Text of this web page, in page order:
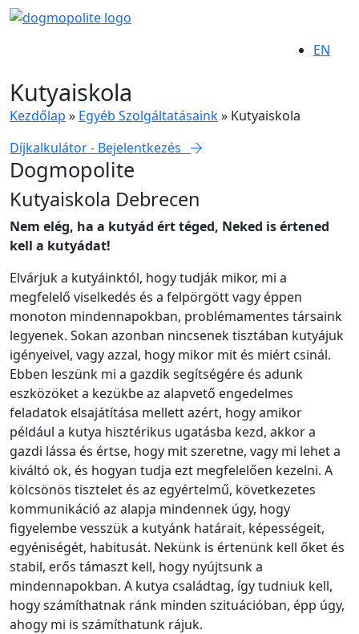
EN
Kutyaiskola
Kezdőlap » Egyéb Szolgáltatásaink» Kutyaiskola
Díjkalkulátor - Bejelentkezés
Dogmopolite
Kutyaiskola Debrecen
Nem elég, ha a kutyád ért téged, Neked is értened
kell a kutyádat!
Elvárjuk a kutyáinktól, hogy tudják mikor, mi a
megfelelő viselkedés és a felpörgött vagy éppen
monoton mindennapokban, problémamentes társaink
legyenek. Sokan azonban nincsenek tisztában kutyájuk
igényeivel, vagy azzal, hogy mikor mit és miért csinál.
Ebben leszünk mi a gazdik segítségére és adunk
eszközöket a kezükbe az alapvető engedelmes
feladatok elsajátítása mellett azért, hogy amikor
például a kutya hisztérikus ugatásba kezd, akkor a
gazdi lássa és értse, hogy mit szeretne, vagy mi lehet a
kiváltó ok, és hogyan tudja ezt megfelelően kezelni. A
kölcsönös tisztelet és az egyértelmű, következetes
kommunikáció az alapja mindennek úgy, hogy
figyelembe vesszük a kutyánk határait, képességeit,
egyéniségét, habitusát. Nekünk is értenünk kell őket és
stabil, erős támaszt kell, hogy nyújtsunk a
mindennapokban. A kutya családtag, így tudniuk kell,
hogy számíthatnak ránk minden szituációban, épp úgy,
ahogy mi is számíthatunk rájuk.